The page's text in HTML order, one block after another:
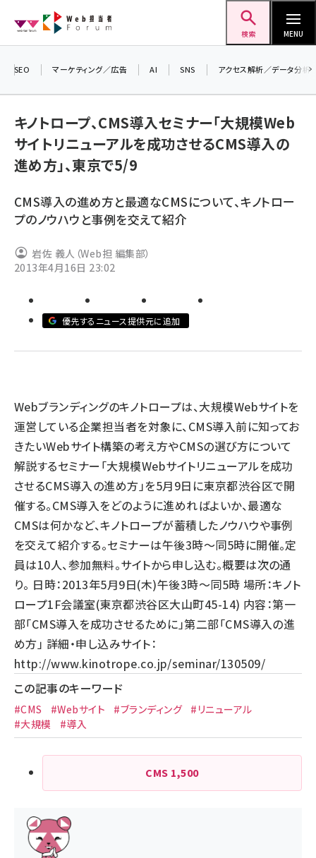
ン
検索 MENU
seo (3528)
youtube (2439)
セミナー (2308)
meo (1277)
SEO マーケティング／広告 AI SNS アクセス解析／データ分析
キノトロープ、CMS導入セミナー「大規模Web
サイトリニューアルを成功させるCMS導入の
進め方」、東京で5/9
CMS導入の進め方と最適なCMSについて、キノトロー
プのノウハウと事例を交えて紹介
岩佐 義人（Web担 編集部）
2013年4月16日 23:02
優先するニュース提供元に追加
Webブランディングのキノトロープは、大規模Webサイトを
運営している企業担当者を対象に、CMS導入前に知ってお
きたいWebサイト構築の考え方やCMSの選び方について
解説するセミナー「大規模Webサイトリニューアルを成功
させるCMS導入の進め方」を5月9日に東京都渋谷区で開
催する。CMS導入をどのように進めればよいか、最適な
CMSは何かなど、キノトロープが蓄積したノウハウや事例
を交えて紹介する。セミナーは午後3時～同5時に開催。定
員は10人、参加無料。サイトから申し込む。概要は次の通
り。 日時：2013年5月9日(木)午後3時～同5時 場所：キノト
ロープ1F会議室(東京都渋谷区大山町45-14) 内容：第一
部「CMS導入を成功させるために」第二部「CMS導入の進
め方」 詳細・申し込みサイト：
http://www.kinotrope.co.jp/seminar/130509/
この記事のキーワード
#CMS #Webサイト #ブランディング
#リニューアル
#大規模
#導入
CMS 1,500
る